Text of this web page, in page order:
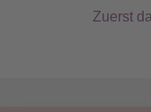
Zuerst